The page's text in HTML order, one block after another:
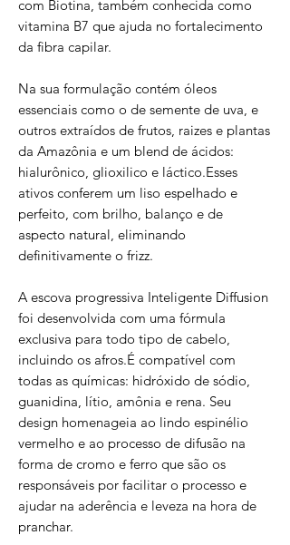
com Biotina, também conhecida como
vitamina B7 que ajuda no fortalecimento
da fibra capilar.
Na sua formulação contém óleos
essenciais como o de semente de uva, e
outros extraídos de frutos, raizes e plantas
da Amazônia e um blend de ácidos:
hialurônico, glioxilico e láctico.Esses
ativos conferem um liso espelhado e
perfeito, com brilho, balanço e de
aspecto natural, eliminando
definitivamente o frizz.
A escova progressiva Inteligente Diffusion
foi desenvolvida com uma fórmula
exclusiva para todo tipo de cabelo,
incluindo os afros.É compatível com
todas as químicas: hidróxido de sódio,
guanidina, lítio, amônia e rena. Seu
design homenageia ao lindo espinélio
vermelho e ao processo de difusão na
forma de cromo e ferro que são os
responsáveis por facilitar o processo e
ajudar na aderência e leveza na hora de
pranchar.